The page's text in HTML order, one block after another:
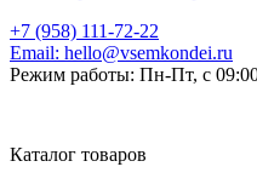
+7 (958) 111-72-22
Email: hello@vsemkondei.ru
Режим работы: Пн-Пт, с
Каталог товаров